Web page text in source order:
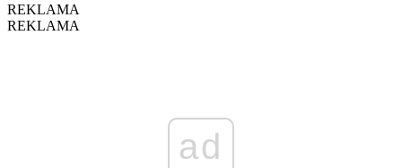
REKLAMA
REKLAMA
ad